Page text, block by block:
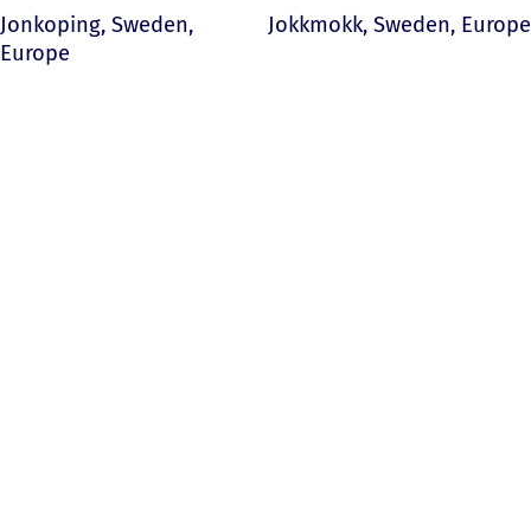
Jonkoping, Sweden,
Europe
Jokkmokk, Sweden, Europe